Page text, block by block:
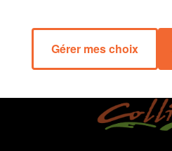
Gérer mes choix